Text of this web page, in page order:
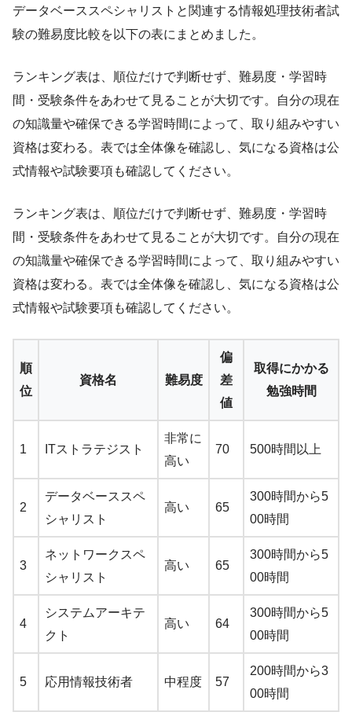
データベーススペシャリストと関連する情報処理技術者試
験の難易度比較を以下の表にまとめました。
ランキング表は、順位だけで判断せず、難易度・学習時
間・受験条件をあわせて見ることが大切です。自分の現在
の知識量や確保できる学習時間によって、取り組みやすい
資格は変わる。表では全体像を確認し、気になる資格は公
式情報や試験要項も確認してください。
ランキング表は、順位だけで判断せず、難易度・学習時
間・受験条件をあわせて見ることが大切です。自分の現在
の知識量や確保できる学習時間によって、取り組みやすい
資格は変わる。表では全体像を確認し、気になる資格は公
式情報や試験要項も確認してください。
順
位
資格名 難易度
偏
差
値
取得にかかる
勉強時間
1 ITストラテジスト
非常に
高い
70 500時間以上
2
データベーススペ
シャリスト
高い 65
300時間から5
00時間
3
ネットワークスペ
シャリスト
高い 65
300時間から5
00時間
4
システムアーキテ
クト
高い 64
300時間から5
00時間
5 応用情報技術者 中程度 57
200時間から3
00時間